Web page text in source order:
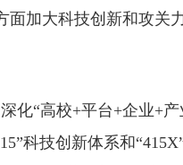
加大科技创新和攻关
“高校+平台+企业+产
科技创新体系和